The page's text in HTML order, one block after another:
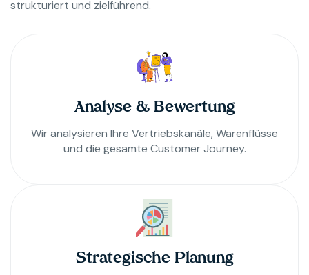
strukturiert und zielführend.
Analyse & Bewertung
Wir analysieren Ihre Vertriebskanäle, Warenflüsse
und die gesamte Customer Journey.
Strategische Planung